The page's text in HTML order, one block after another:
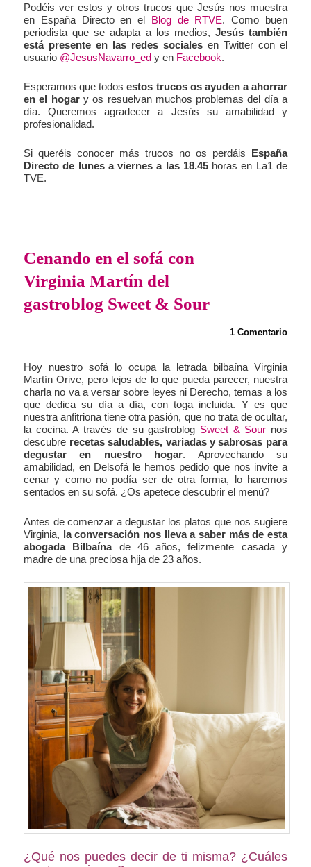
Podéis ver estos y otros trucos que Jesús nos muestra
en España Directo en el Blog de RTVE. Como buen
periodista que se adapta a los medios, Jesús también
está presente en las redes sociales en Twitter con el
usuario @JesusNavarro_ed y en Facebook.
Esperamos que todosestos trucos os ayuden a ahorrar
en el hogary os resuelvan muchos problemas del día a
día. Queremos agradecer a Jesús su amabilidad y
profesionalidad.
Si queréis conocer más trucos no os perdáis
España
Directo de lunes a viernes a las 18.45horas en La1 de
TVE.
Cenando en el sofá con
Virginia Martín del
gastroblog Sweet & Sour
1 Comentario
Hoy nuestro sofá lo ocupa la letrada bilbaína Virginia
Martín Orive, pero lejos de lo que pueda parecer, nuestra
charla no va a versar sobre leyes ni Derecho, temas a los
que dedica su día a día, con toga incluida. Y es que
nuestra anfitriona tiene otra pasión, que no trata de ocultar,
la cocina. A través de su gastroblog Sweet & Sour nos
descubre recetas saludables, variadas y sabrosas para
degustar en nuestro hogar. Aprovechando su
amabilidad, en Delsofá le hemos pedido que nos invite a
cenar y como no podía ser de otra forma, lo haremos
sentados en su sofá. ¿Os apetece descubrir el menú?
Antes de comenzar a degustar los platos que nos sugiere
Virginia, la conversación nos lleva a saber más de esta
abogada Bilbaínade 46 años, felizmente casada y
madre de una preciosa hija de 23 años.
¿Qué nos puedes decir de ti misma? ¿Cuáles